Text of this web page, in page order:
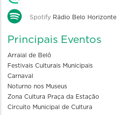
Spotify Rádio Belo Horizonte
Principais Eventos
Arraial de Belô
Festivais Culturais Municipais
Carnaval
Noturno nos Museus
Zona Cultura Praça da Estação
Circuito Municipal de Cultura